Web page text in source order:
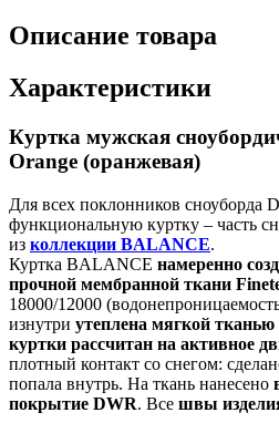
Описание товара
Характеристики
Куртка мужская
Orange (оранжевая)
Для всех поклонников сноуборда
функциональную куртку – часть
из коллекции BALANCE.
Куртка BALANCE намеренно
прочной мембранной ткани
18000/12000
изнутри утеплена мягкой
куртки рассчитан на активное
плотный контакт со снегом:
попала внутрь. На ткань нанесено
покрытие DWR. Все швы